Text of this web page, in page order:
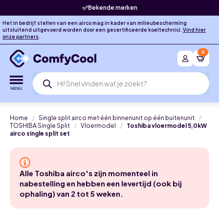
Bekende merken
Het in bedrijf stellen van een airco mag in kader van milieubescherming
uitsluitend uitgevoerd worden door een gecertificeerde koeltechnici. Vind hier
onze partners.
Producten
zoeken
0
Home
Single split airco met één binnenunit op één buitenunit
TOSHIBA Single Split
Vloermodel
Toshiba vloermodel 5,0kW
airco single split set
Alle Toshiba airco's zijn momenteel in
nabestelling en hebben een levertijd (ook bij
ophaling) van 2 tot 5 weken.